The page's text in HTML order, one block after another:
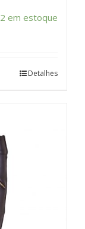
2 em estoque
Detalhes